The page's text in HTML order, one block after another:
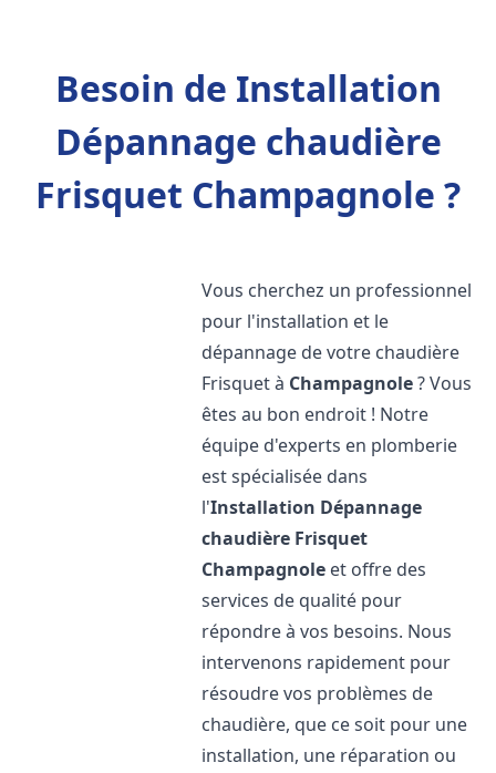
Besoin de Installation
Dépannage chaudière
Frisquet Champagnole ?
Vous cherchez un professionnel
pour l'installation et le
dépannage de votre chaudière
Frisquet à Champagnole? Vous
êtes au bon endroit ! Notre
équipe d'experts en plomberie
est spécialisée dans
l'Installation Dépannage
chaudière Frisquet
Champagnole et offre des
services de qualité pour
répondre à vos besoins. Nous
intervenons rapidement pour
résoudre vos problèmes de
chaudière, que ce soit pour une
installation, une réparation ou